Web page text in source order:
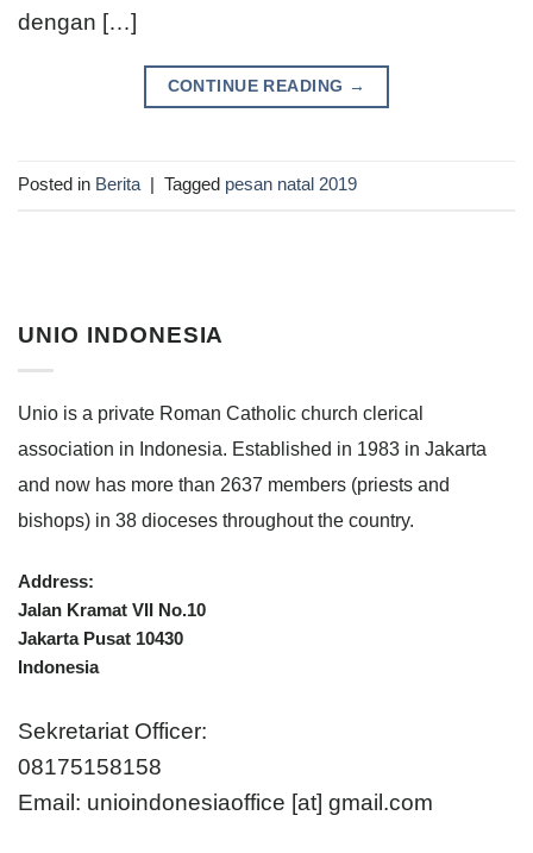
dengan […]
CONTINUE READING →
Posted in Berita | Tagged pesan natal 2019
UNIO INDONESIA
Unio is a private Roman Catholic church clerical
association in Indonesia. Established in 1983 in Jakarta
and now has more than 2637 members (priests and
bishops) in 38 dioceses throughout the country.
Address:
Jalan Kramat VII No.10
Jakarta Pusat 10430
Indonesia
Sekretariat Officer:
08175158158
Email: unioindonesiaoffice [at] gmail.com